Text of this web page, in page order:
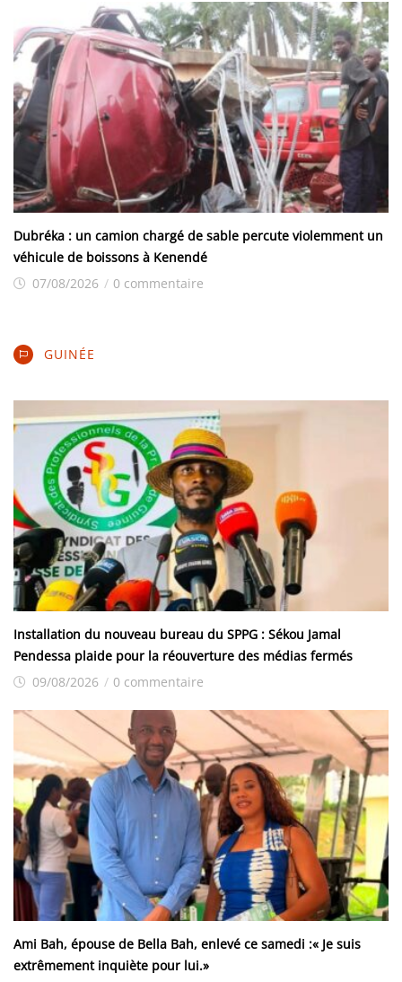
Dubréka : un camion chargé de sable percute violemment un
véhicule de boissons à Kenendé
07/08/2026 / 0 commentaire
GUINÉE
Installation du nouveau bureau du SPPG : Sékou Jamal
Pendessa plaide pour la réouverture des médias fermés
09/08/2026 / 0 commentaire
Ami Bah, épouse de Bella Bah, enlevé ce samedi :« Je suis
extrêmement inquiète pour lui.»